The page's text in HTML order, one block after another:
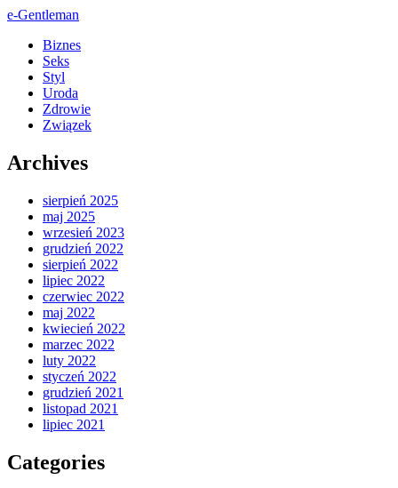
e-Gentleman
Biznes
Seks
Styl
Uroda
Zdrowie
Związek
Archives
sierpień 2025
maj 2025
wrzesień 2023
grudzień 2022
sierpień 2022
lipiec 2022
czerwiec 2022
maj 2022
kwiecień 2022
marzec 2022
luty 2022
styczeń 2022
grudzień 2021
listopad 2021
lipiec 2021
Categories